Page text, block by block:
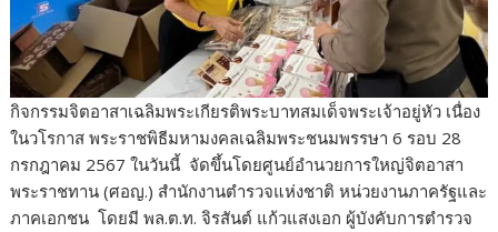
กิจกรรมจิตอาสาเฉลิมพระเกียรติพระบาทสมเด็จพระเจ้าอยู่หัว เนื่อง
ในวโรกาส พระราชพิธีมหามงคลเฉลิมพระชนมพรรษา 6 รอบ 28
กรกฎาคม 2567 ในวันนี้ จัดขึ้นโดยศูนย์อำนวยการใหญ่จิตอาสา
พระราชทาน (ศอญ.) สำนักงานตำรวจแห่งชาติ หน่วยงานภาครัฐและ
ภาคเอกชน โดยมี พล.ต.ท. จิรสันต์ แก้วแสงเอก ผู้บังคับการตำรวจ